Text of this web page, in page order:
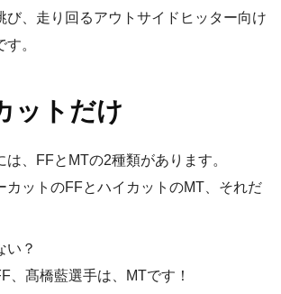
び、走り回るアウトサイドヒッター向け
。
ットだけ
は、FFとMTの2種類があります。
カットのFFとハイカットのMT、それだ
い？
、髙橋藍選手は、MTです！